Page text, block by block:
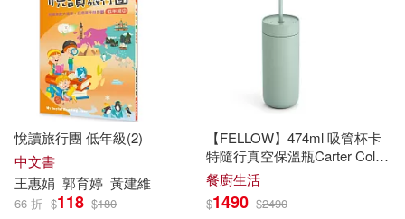
HAPPY HAWAII採訪小組(2)
IRene(2)
Rachel Tsai(2)
Ringo Li 李均樂(2)
大牌出版(6) 大鴻音樂圖書(6)
天音(6)
文匯出版社(6) 樂律(6)
橡實文化(6)
悅讀旅行團 低年級(2)
中文書
王惠娟 郭育婷 黃建維
66 折 $118 $180
【FELLOW】474ml 吸管杯卡
特隨行真空保溫瓶Carter Cold
(六色可選) 樂檸綠
餐廚生活
$1490 $2490